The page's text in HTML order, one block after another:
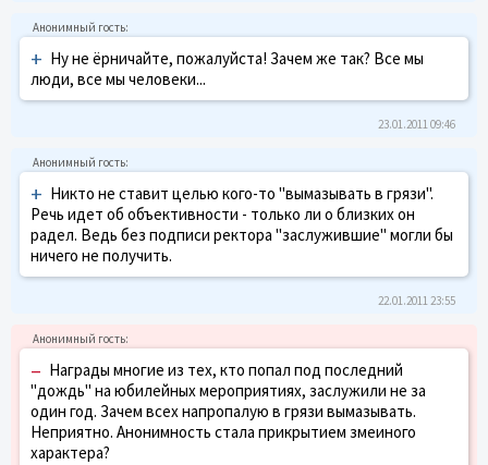
+ Ну не ёрничайте, пожалуйста! Зачем же так? Все мы
люди, все мы человеки...
23.01.2011 09:46
+ Никто не ставит целью кого-то "вымазывать в грязи".
Речь идет об объективности - только ли о близких он
радел. Ведь без подписи ректора "заслужившие" могли бы
ничего не получить.
22.01.2011 23:55
– Награды многие из тех, кто попал под последний
"дождь" на юбилейных мероприятиях, заслужили не за
один год. Зачем всех напропалую в грязи вымазывать.
Неприятно. Анонимность стала прикрытием змеиного
характера?